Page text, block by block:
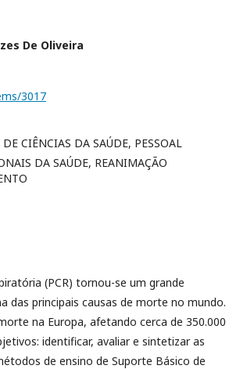
De Oliveira
3017
CIÊNCIAS DA SAÚDE, PESSOAL
DA SAÚDE, REANIMAÇÃO
(PCR) tornou-se um grande
das principais causas de morte no mundo.
na Europa, afetando cerca de 350.000
identificar, avaliar e sintetizar as
de ensino de Suporte Básico de